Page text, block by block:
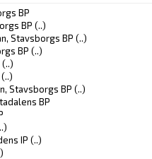
BP
BP (..)
Stavsborgs BP (..)
BP (..)
(..)
(..)
Stavsborgs BP (..)
BP
IP (..)